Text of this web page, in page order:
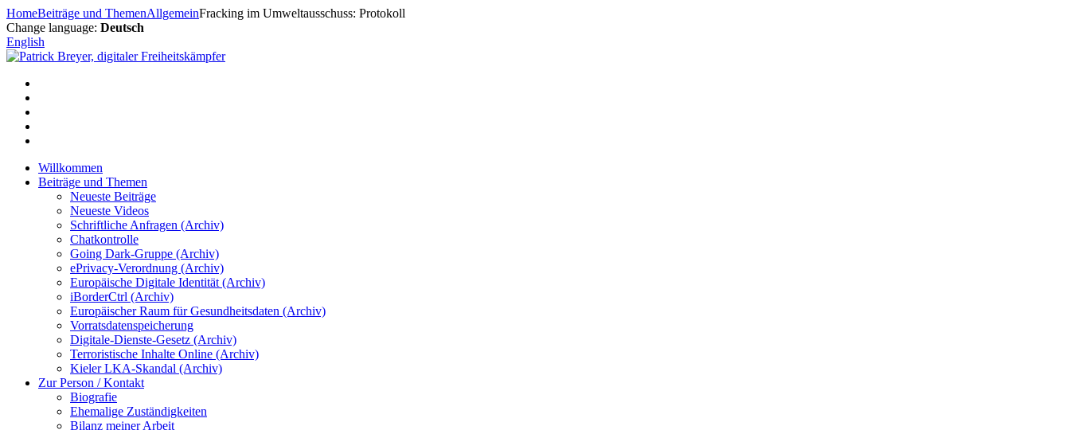
Zum
Inhalt
springen
HomeBeiträge und ThemenAllgemeinFracking im Umweltausschuss: Protokoll
Change language: Deutsch
English
Willkommen
Beiträge und Themen
Neueste Beiträge
Neueste Videos
Schriftliche Anfragen (Archiv)
Chatkontrolle
Going Dark-Gruppe (Archiv)
ePrivacy-Verordnung (Archiv)
Europäische Digitale Identität (Archiv)
iBorderCtrl (Archiv)
Europäischer Raum für Gesundheitsdaten (Archiv)
Vorratsdatenspeicherung
Digitale-Dienste-Gesetz (Archiv)
Terroristische Inhalte Online (Archiv)
Kieler LKA-Skandal (Archiv)
Zur Person / Kontakt
Biografie
Ehemalige Zuständigkeiten
Bilanz meiner Arbeit